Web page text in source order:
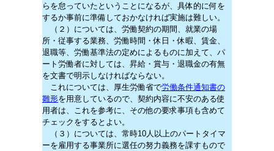
らを怠っていたということになるが、具体的に何を
するか事前に準備しておかなければ実施は難しい。
（２）については、労働契約の期間、就業の場
所・従事する業務、労働時間・休日・休暇、賃金、
退職等、労働基準法の定めによるものに加えて、パ
ート労働者に対しては、昇給・賞与・退職金の有無
を文書で明示しなければならない。
これについては、厚生労働省で労働条件通知書の
雛形を用意しているので、契約内容に不安のある使
用者は、これを参考に、その他の要求事項も含めて
チェックをするとよい。
（３）については、常時10人以上のパートタイマ
ーを雇用する事業所に選任の努力義務を課すもので